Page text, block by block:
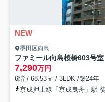
NEW
墨田区向島
ファミール向島桜橋603号室
7,290万円
6階 / 68.53㎡ / 3LDK /築24年
京成押上線「京成曳舟」駅